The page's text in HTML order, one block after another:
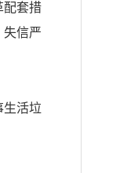
配套措
信严
生活垃